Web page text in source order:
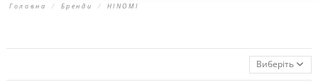
Головна Бренди HINOMI
Виберіть